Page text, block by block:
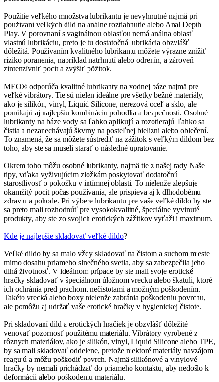
Použitie veľkého množstva lubrikantu je nevyhnutné najmä pri
používaní veľkých dild na análne roztiahnutie alebo Anal Depth
Play. V porovnaní s vaginálnou oblasťou nemá análna oblasť
vlastnú lubrikáciu, preto je tu dostatočná lubrikácia obzvlášť
dôležitá. Používaním kvalitného lubrikantu môžete výrazne znížiť
riziko poranenia, napríklad natrhnutí alebo odrenín, a zároveň
zintenzívniť pocit a zvýšiť pôžitok.
MEO® odporúča kvalitné lubrikanty na vodnej báze najmä pre
veľké vibrátory. Tie sú nielen ideálne pre všetky bežné materiály,
ako je silikón, vinyl, Liquid Silicone, nerezová oceľ a sklo, ale
ponúkajú aj najlepšiu kombináciu pohodlia a bezpečnosti. Osobné
lubrikanty na báze vody sa ľahko aplikujú a rozotierajú, ľahko sa
čistia a nezanechávajú škvrny na posteľnej bielizni alebo oblečení.
To znamená, že sa môžete sústrediť na zážitok s veľkým dildom bez
toho, aby ste sa museli starať o následné upratovanie.
Okrem toho môžu osobné lubrikanty, najmä tie z našej rady Naše
tipy, vďaka vyživujúcim zložkám poskytovať dodatočnú
starostlivosť o pokožku v intímnej oblasti. To nielenže zlepšuje
okamžitý pocit počas používania, ale prispieva aj k dlhodobému
zdraviu a pohode. Pri výbere lubrikantu pre vaše veľké dildo by ste
sa preto mali rozhodnúť pre vysokokvalitné, špeciálne vyvinuté
produkty, aby ste zo svojich erotických zážitkov vyťažili maximum.
Kde je najlepšie skladovať veľké dildo?
Veľké dildo by sa malo vždy skladovať na čistom a suchom mieste
mimo dosahu priameho slnečného svetla, aby sa zabezpečila jeho
dlhá životnosť. V ideálnom prípade by ste mali svoje erotické
hračky skladovať v špeciálnom úložnom vrecku alebo škatuli, ktoré
ich ochránia pred prachom, nečistotami a možným poškodením.
Takéto vrecká alebo boxy nielenže zabránia poškodeniu povrchu,
ale pomôžu aj udržať vaše erotické hračky v hygienickej čistote.
Pri skladovaní dild a erotických hračiek je obzvlášť dôležité
venovať pozornosť použitému materiálu. Vibrátory vyrobené z
rôznych materiálov, ako je silikón, vinyl, Liquid Silicone alebo TPE,
by sa mali skladovať oddelene, pretože niektoré materiály navzájom
reagujú a môžu poškodiť povrch. Najmä silikónové a vinylové
hračky by nemali prichádzať do priameho kontaktu, aby nedošlo k
deformácii alebo poškodeniu materiálu.